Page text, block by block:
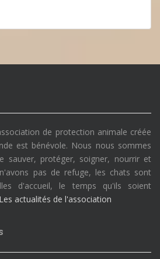
de protection animale créée
est bénévole. Nous nous sommes
sauver, protéger, soigner, nourrir et
pas de refuge, les chats sont
d'accueil, le temps qu'ils soient
Les actualités de l'association